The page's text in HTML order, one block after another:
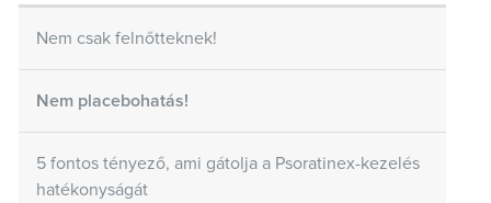
Nem csak felnőtteknek!
Nem placebohatás!
5 fontos tényező, ami gátolja a Psoratinex-kezelés
hatékonyságát